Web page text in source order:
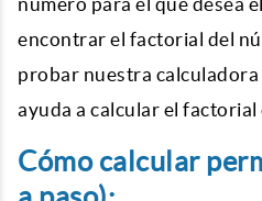
encontrar el factorial del
probar nuestra
ayuda a calcular el
Cómo calcular